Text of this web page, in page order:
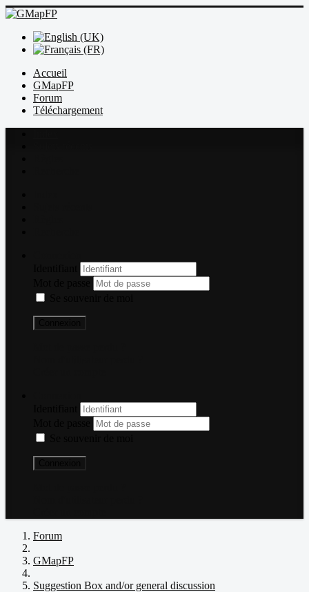
Accueil
GMapFP
Forum
Téléchargement
Forum
GMapFP
Suggestion Box and/or general discussion